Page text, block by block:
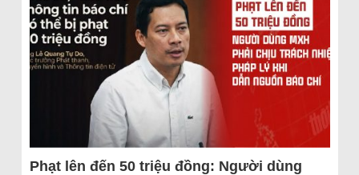
Phạt lên đến 50 triệu đồng: Người dùng